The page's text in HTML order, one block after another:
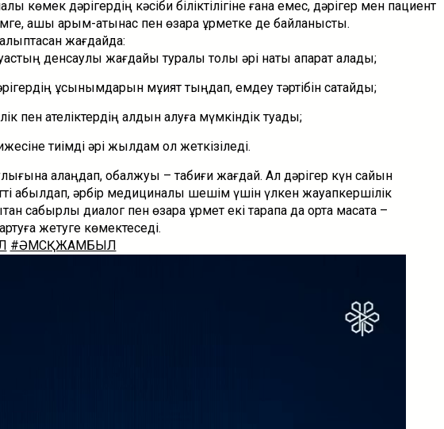
көмек дәрігердің кәсіби біліктілігіне ғана емес, дәрігер мен пациент
ашық қарым-қатынас пен өзара құрметке де байланысты.
жағдайда:
денсаулық жағдайы туралы толық әрі нақты ақпарат алады;
ұсынымдарын мұқият тыңдап, емдеу тәртібін сақтайды;
пен қателіктердің алдын алуға мүмкіндік туады;
тиімді әрі жылдам қол жеткізіледі.
алаңдап, қобалжуы – табиғи жағдай. Ал дәрігер күн сайын
қабылдап, әрбір медициналық шешім үшін үлкен жауапкершілік
сабырлы диалог пен өзара құрмет екі тарапқа да ортақ мақсатқа –
жетуге көмектеседі.
#ӘМСҚЖАМБЫЛ